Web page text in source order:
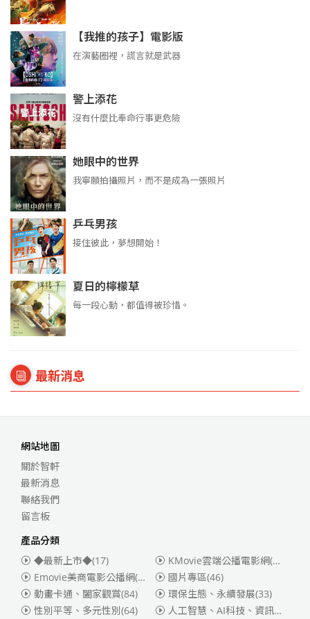
【我推的孩子】電影版
在演藝圈裡，謊言就是武器
警上添花
沒有什麼比奉命行事更危險
她眼中的世界
我寧願拍攝照片，而不是成為一張照片
乒乓男孩
接住彼此，夢想開始！
夏日的檸檬草
每一段心動，都值得被珍惜。
最新消息
網站地圖
關於智軒
最新消息
聯絡我們
留言板
產品分類
◆最新上市◆(17)
KMovie雲端公播電影網(迪士尼、福斯、索尼)
Emovie美商電影公播網(華納)
(186)
國片專區(46)
動畫卡通、闔家觀賞(84) 環保生態、永續發展(33)
性別平等、多元性別(64) 人工智慧、AI科技、資訊安全